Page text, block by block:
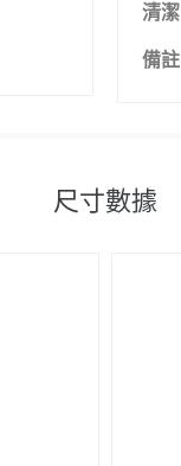
清潔
備註
尺寸數據